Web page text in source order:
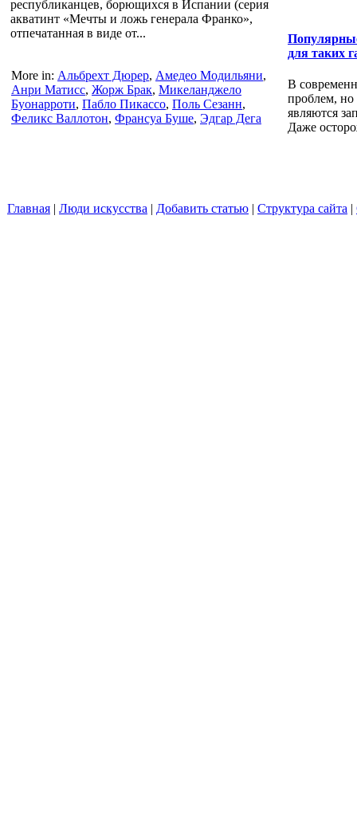
республиканцев, борющихся в Испании (серия
акватинт «Мечты и ложь генерала Франко»,
отпечатанная в виде от...
More in: Альбрехт Дюрер, Амедео Модильяни,
Анри Матисс, Жорж Брак, Микеланджело
Буонарроти, Пабло Пикассо, Поль Сезанн,
Феликс Валлотон, Франсуа Буше, Эдгар Дега
для таких
В
проблем,
являются
Даже
Главная | Люди искусства | Добавить статью | Структура сайта |